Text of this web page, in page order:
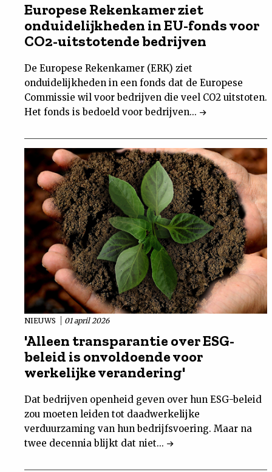
Europese Rekenkamer ziet
onduidelijkheden in EU-fonds voor
CO2-uitstotende bedrijven
De Europese Rekenkamer (ERK) ziet
onduidelijkheden in een fonds dat de Europese
Commissie wil voor bedrijven die veel CO2 uitstoten.
Het fonds is bedoeld voor bedrijven...
NIEUWS 01 april 2026
'Alleen transparantie over ESG-
beleid is onvoldoende voor
werkelijke verandering'
Dat bedrijven openheid geven over hun ESG-beleid
zou moeten leiden tot daadwerkelijke
verduurzaming van hun bedrijfsvoering. Maar na
twee decennia blijkt dat niet...